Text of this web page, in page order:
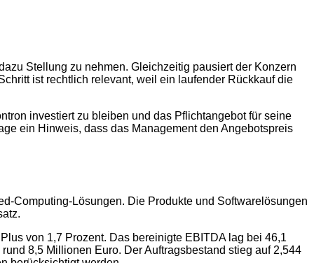
Stellung zu nehmen. Gleichzeitig pausiert der Konzern
ist rechtlich relevant, weil ein laufender Rückkauf die
investiert zu bleiben und das Pflichtangebot für seine
ein Hinweis, dass das Management den Angebotspreis
Computing-Lösungen. Die Produkte und Softwarelösungen
von 1,7 Prozent. Das bereinigte EBITDA lag bei 46,1
8,5 Millionen Euro. Der Auftragsbestand stieg auf 2,544